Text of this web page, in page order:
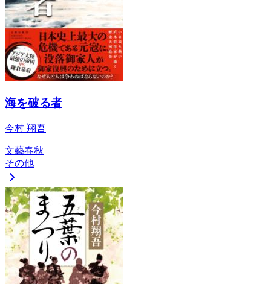
海を破る者
今村 翔吾
文藝春秋
その他